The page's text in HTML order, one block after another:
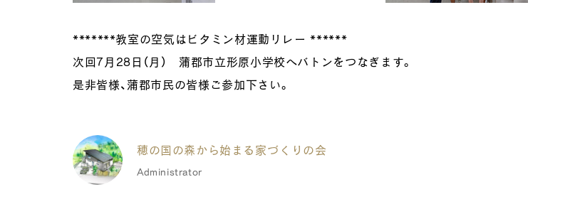
*******教室の空気はビタミン材運動リレー ******
次回7月28日（月） 蒲郡市立形原小学校へバトンをつなぎます。
是非皆様、蒲郡市民の皆様ご参加下さい。
穂の国の森から始まる家づくりの会
Administrator